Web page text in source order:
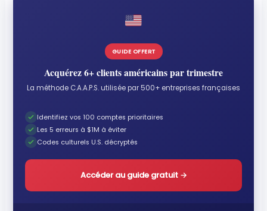
GUIDE OFFERT
Acquérez 6+ clients américains par trimestre
La méthode C.A.A.P.S. utilisée par 500+ entreprises françaises
Identifiez vos 100 comptes prioritaires
Les 5 erreurs à $1M à éviter
Codes culturels U.S. décryptés
Accéder au guide gratuit →